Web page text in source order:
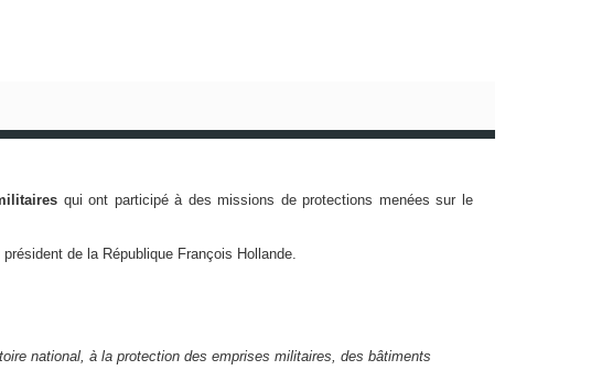
qui ont participé à des missions de protections menées sur le
de la République François Hollande.
national, à la protection des emprises militaires, des bâtiments